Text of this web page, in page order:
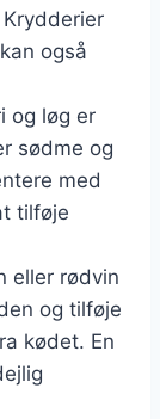
også
og løg er
sødme og
med
tilføje
eller rødvin
og tilføje
kødet. En